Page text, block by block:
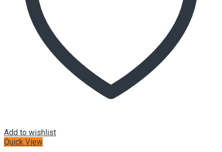
Add to wishlist
Quick View